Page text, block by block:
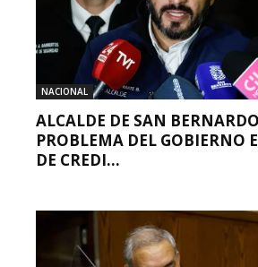
NACIONAL
ALCALDE DE SAN
PROBLEMA DEL GOBIERNO
DE CREDI...